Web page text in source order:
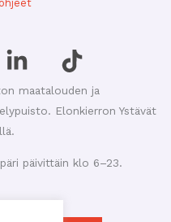
maatalouden ja
Elonkierron Ystävät
päivittäin klo 6–23.